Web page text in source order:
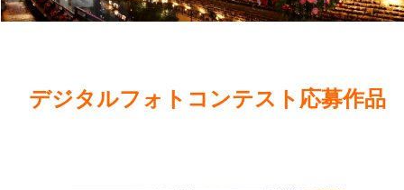
デジタルフォトコンテスト応募作品